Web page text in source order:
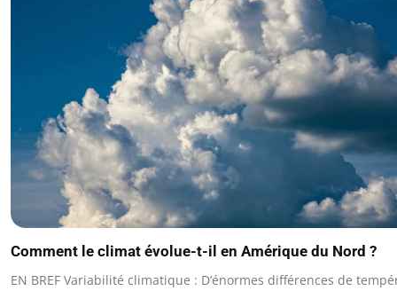
Comment le climat évolue-t-il en Amérique du Nord ?
EN BREF Variabilité climatique : D’énormes différences de